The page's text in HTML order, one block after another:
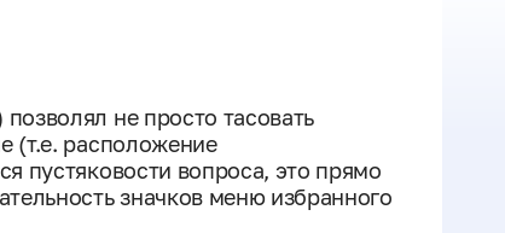
позволял не просто тасовать
(т.е. расположение
пустяковости вопроса, это прямо
значков меню избранного